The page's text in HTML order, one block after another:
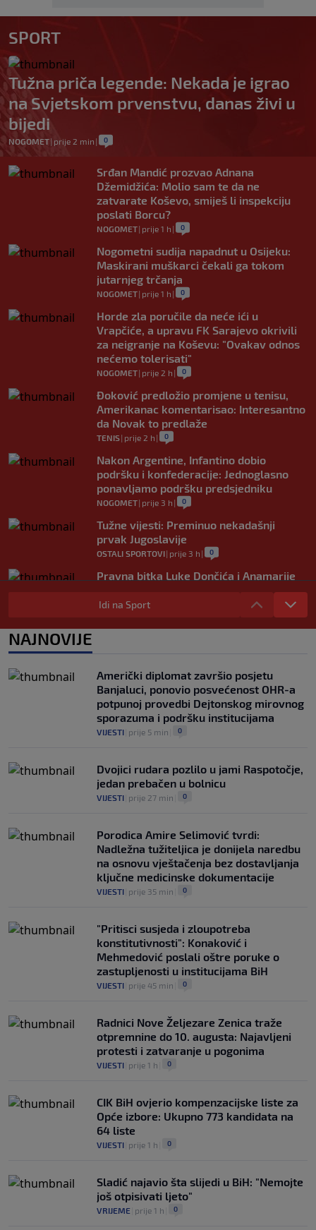
SPORT
Tužna priča legende: Nekada je igrao
na Svjetskom prvenstvu, danas živi u
bijedi
NOGOMET| prije 2 min | 0
Srđan Mandić prozvao Adnana
Džemidžića: Molio sam te da ne
zatvarate Koševo, smiješ li inspekciju
poslati Borcu?
NOGOMET| prije 1 h | 0
Nogometni sudija napadnut u Osijeku:
Maskirani muškarci čekali ga tokom
jutarnjeg trčanja
NOGOMET| prije 1 h | 0
Horde zla poručile da neće ići u
Vrapčiće, a upravu FK Sarajevo okrivili
za neigranje na Koševu: "Ovakav odnos
nećemo tolerisati"
NOGOMET| prije 2 h | 0
Đoković predložio promjene u tenisu,
Amerikanac komentarisao: Interesantno
da Novak to predlaže
TENIS| prije 2 h | 0
Nakon Argentine, Infantino dobio
podršku i konfederacije: Jednoglasno
ponavljamo podršku predsjedniku
NOGOMET| prije 3 h | 0
Tužne vijesti: Preminuo nekadašnji
prvak Jugoslavije
OSTALI SPORTOVI| prije 3 h | 0
Pravna bitka Luke Dončića i Anamarije
Goltes seli se u Sloveniju: Spominje se
čak 50 miliona dolara
Grbavici
prije 4 h 0
Idi na Sport
NAJNOVIJE
Američki diplomat završio posjetu
Banjaluci, ponovio posvećenost OHR-a
potpunoj provedbi Dejtonskog mirovnog
sporazuma i podršku institucijama
VIJESTI prije 5 min 0
Dvojici rudara pozlilo u jami Raspotočje,
jedan prebačen u bolnicu
VIJESTI prije 27 min 0
Porodica Amire Selimović tvrdi:
Nadležna tužiteljica je donijela naredbu
na osnovu vještačenja bez dostavljanja
ključne medicinske dokumentacije
VIJESTI prije 35 min 0
"Pritisci susjeda i zloupotreba
konstitutivnosti": Konaković i
Mehmedović poslali oštre poruke o
zastupljenosti u institucijama BiH
VIJESTI prije 45 min 0
Radnici Nove Željezare Zenica traže
otpremnine do 10. augusta: Najavljeni
protesti i zatvaranje u pogonima
VIJESTI prije 1 h 0
CIK BiH ovjerio kompenzacijske liste za
Opće izbore: Ukupno 773 kandidata na
64 liste
VIJESTI prije 1 h 0
Sladić najavio šta slijedi u BiH: "Nemojte
još otpisivati ljeto"
VRIJEME prije 1 h 0